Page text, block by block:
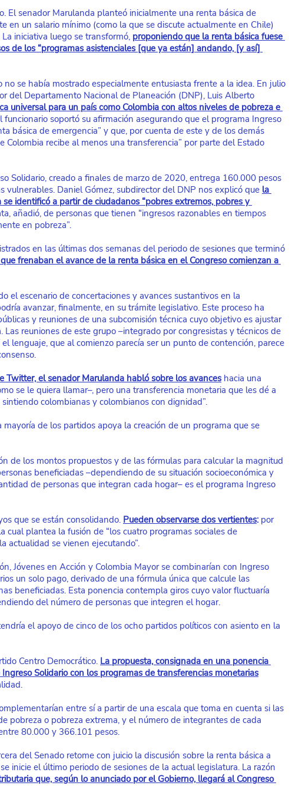
El senador Marulanda planteó inicialmente una renta básica de
en un salario mínimo (como la que se discute actualmente en Chile)
iniciativa luego se transformó, proponiendo que la renta básica fuese
de los “programas asistenciales [que ya están] andando, [y así]
no se había mostrado especialmente entusiasta frente a la idea. En julio
del Departamento Nacional de Planeación (DNP), Luis Alberto
universal para un país como Colombia con altos niveles de pobreza e
funcionario soportó su afirmación asegurando que el programa Ingreso
básica de emergencia” y que, por cuenta de este y de los demás
Colombia recibe al menos una transferencia” por parte del Estado
Solidario, creado a finales de marzo de 2020, entrega 160.000 pesos
vulnerables. Daniel Gómez, subdirector del DNP nos explicó que la
identificó a partir de ciudadanos “pobres extremos, pobres y
añadió, de personas que tienen “ingresos razonables en tiempos
en pobreza”.
en las últimas dos semanas del periodo de sesiones que terminó
frenaban el avance de la renta básica en el Congreso comienzan a
el escenario de concertaciones y avances sustantivos en la
avanzar, finalmente, en su trámite legislativo. Este proceso ha
y reuniones de una subcomisión técnica cuyo objetivo es ajustar
reuniones de este grupo –integrado por congresistas y técnicos de
lenguaje, que al comienzo parecía ser un punto de contención, parece
Twitter, el senador Marulanda habló sobre los avances hacia una
se le quiera llamar–, pero una transferencia monetaria que les dé a
colombianas y colombianos con dignidad”.
de los partidos apoya la creación de un programa que se
de los montos propuestos y de las fórmulas para calcular la magnitud
beneficiadas –dependiendo de su situación socioeconómica y
de personas que integran cada hogar– es el programa Ingreso
que se están consolidando. Pueden observarse dos vertientes: por
cual plantea la fusión de “los cuatro programas sociales de
actualidad se vienen ejecutando”.
Jóvenes en Acción y Colombia Mayor se combinarían con Ingreso
un solo pago, derivado de una fórmula única que calcule las
beneficiadas. Esta ponencia contempla giros cuyo valor fluctuaría
del número de personas que integren el hogar.
el apoyo de cinco de los ocho partidos políticos con asiento en la
Centro Democrático. La propuesta, consignada en una ponencia
Solidario con los programas de transferencias monetarias
entre sí a partir de una escala que toma en cuenta si las
pobreza o pobreza extrema, y el número de integrantes de cada
80.000 y 366.101 pesos.
del Senado retome con juicio la discusión sobre la renta básica a
inicie el último periodo de sesiones de la actual legislatura. La razón
que, según lo anunciado por el Gobierno, llegará al Congreso